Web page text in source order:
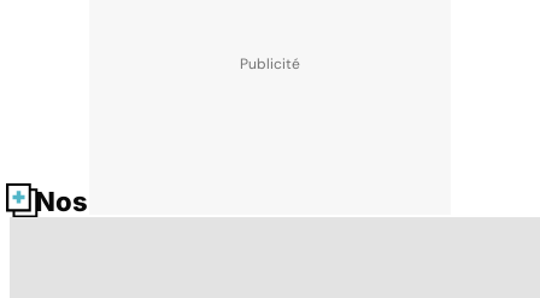
Nos fiches santé